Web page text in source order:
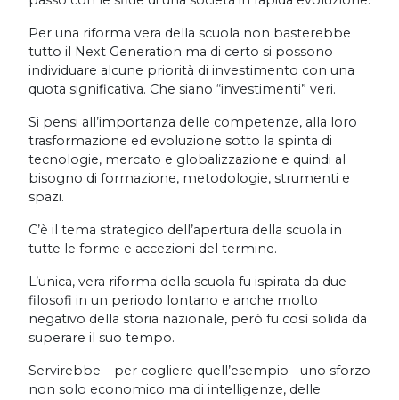
Per una riforma vera della scuola non basterebbe
tutto il Next Generation ma di certo si possono
individuare alcune priorità di investimento con una
quota significativa. Che siano “investimenti” veri.
Si pensi all’importanza delle competenze, alla loro
trasformazione ed evoluzione sotto la spinta di
tecnologie, mercato e globalizzazione e quindi al
bisogno di formazione, metodologie, strumenti e
spazi.
C’è il tema strategico dell’apertura della scuola in
tutte le forme e accezioni del termine.
L’unica, vera riforma della scuola fu ispirata da due
filosofi in un periodo lontano e anche molto
negativo della storia nazionale, però fu così solida da
superare il suo tempo.
Servirebbe – per cogliere quell’esempio - uno sforzo
non solo economico ma di intelligenze, delle